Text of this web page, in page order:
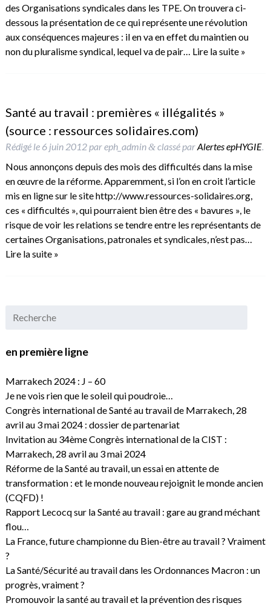
des Organisations syndicales dans les TPE. On trouvera ci-
dessous la présentation de ce qui représente une révolution
aux conséquences majeures : il en va en effet du maintien ou
non du pluralisme syndical, lequel va de pair… Lire la suite »
Santé au travail : premières « illégalités »
(source : ressources solidaires.com)
Rédigé le 6 juin 2012pareph_admin &classé parAlertes epHYGIE.
Nous annonçons depuis des mois des difficultés dans la mise
en œuvre de la réforme. Apparemment, si l’on en croit l’article
mis en ligne sur le site http://www.ressources-solidaires.org,
ces « difficultés », qui pourraient bien être des « bavures », le
risque de voir les relations se tendre entre les représentants de
certaines Organisations, patronales et syndicales, n’est pas…
Lire la suite »
en première ligne
Marrakech 2024 : J – 60
Je ne vois rien que le soleil qui poudroie…
Congrès international de Santé au travail de Marrakech, 28
avril au 3 mai 2024 : dossier de partenariat
Invitation au 34ème Congrès international de la CIST :
Marrakech, 28 avril au 3 mai 2024
Réforme de la Santé au travail, un essai en attente de
transformation : et le monde nouveau rejoignit le monde ancien
(CQFD) !
Rapport Lecocq sur la Santé au travail : gare au grand méchant
flou…
La France, future championne du Bien-être au travail ? Vraiment
?
La Santé/Sécurité au travail dans les Ordonnances Macron : un
progrès, vraiment ?
Promouvoir la santé au travail et la prévention des risques